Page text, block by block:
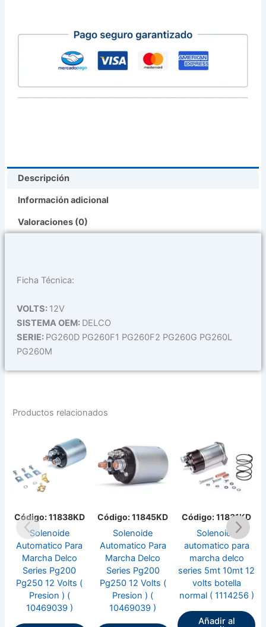
Delco
Descripción
Información adicional
Valoraciones (0)
Ficha Técnica:
VOLTS: 12V
SISTEMA OEM: DELCO
SERIE: PG260D PG260F1 PG260F2 PG260G PG260L
PG260M
Productos relacionados
Código: 11838KD
Solenoide
Automatico Para
Marcha Delco
Series Pg200
Pg250 12 Volts (
Presion ) (
10469039 )
Código: 11845KD
Solenoide
Automatico Para
Marcha Delco
Series Pg200
Pg250 12 Volts (
Presion ) (
10469039 )
Código: 11831KD
Solenoide
automatico para
marcha delco
series 5mt 10mt 12
volts botella
normal ( 1114256 )
Añadir al